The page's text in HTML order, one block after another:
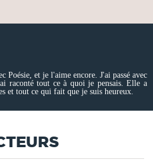
Poésie, et je l'aime encore. J'ai passé avec
raconté tout ce à quoi je pensais. Elle a
et tout ce qui fait que je suis heureux.